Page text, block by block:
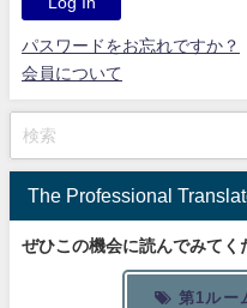
パスワードをお忘れですか？
会員について
The Professional
ぜひこの機会に読んでみてく
第1ルー